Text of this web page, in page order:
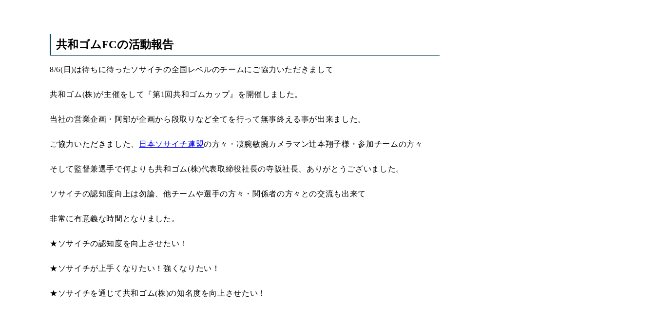
共和ゴムFCの活動報告
8/6(日)は待ちに待ったソサイチの全国レベルのチームにご協力いただきまして
共和ゴム(株)が主催をして『第1回共和ゴムカップ』を開催しました。
当社の営業企画・阿部が企画から段取りなど全てを行って無事終える事が出来ました。
ご協力いただきました、 日本ソサイチ連盟の方々・凄腕敏腕カメラマン辻本翔子様・参加チームの方々
そして監督兼選手で何よりも共和ゴム(株)代表取締役社長の寺阪社長、ありがとうございました。
ソサイチの認知度向上は勿論、他チームや選手の方々・関係者の方々との交流も出来て
非常に有意義な時間となりました。
★ソサイチの認知度を向上させたい！
★ソサイチが上手くなりたい！強くなりたい！
★ソサイチを通じて共和ゴム(株)の知名度を向上させたい！